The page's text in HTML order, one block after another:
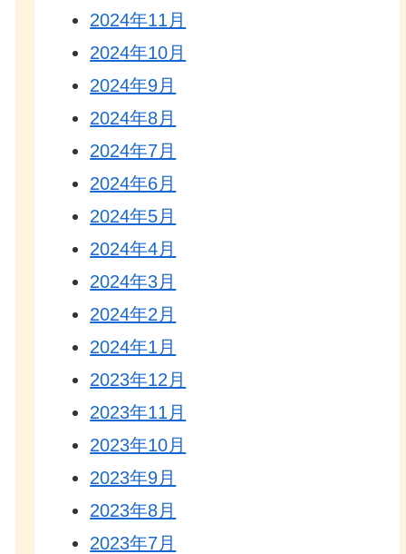
2024年11月
2024年10月
2024年9月
2024年8月
2024年7月
2024年6月
2024年5月
2024年4月
2024年3月
2024年2月
2024年1月
2023年12月
2023年11月
2023年10月
2023年9月
2023年8月
2023年7月